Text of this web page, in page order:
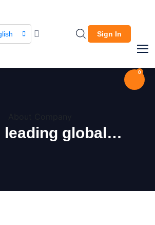
Sign In
0
leading global